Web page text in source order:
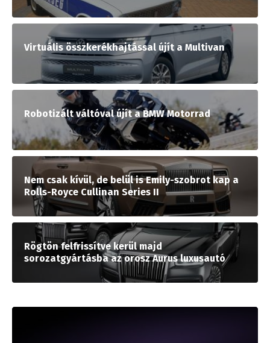
Virtuális összkerékhajtással újít a Multivan
Robotizált váltóval újít a BMW Motorrad
Nem csak kívül, de belül is Emily-szobrot kap a
Rolls-Royce Cullinan Series II
Rögtön felfrissítve kerül majd
sorozatgyártásba az orosz Aurus luxusautó